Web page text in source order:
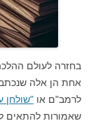
בחזרה לעולם
אחת הן אלה שנכתבו
לרמב"ם או "שולחן
שאמורות להתאים